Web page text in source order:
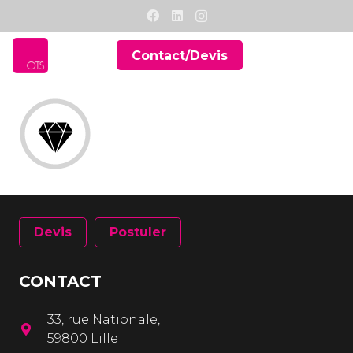
Contact/Devis
Devis Postuler
CONTACT
33, rue Nationale,
59800 Lille